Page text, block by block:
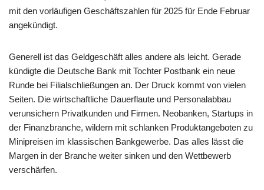
mit den vorläufigen Geschäftszahlen für 2025 für Ende Februar
angekündigt.
Generell ist das Geldgeschäft alles andere als leicht. Gerade
kündigte die Deutsche Bank mit Tochter Postbank ein neue
Runde bei Filialschließungen an. Der Druck kommt von vielen
Seiten. Die wirtschaftliche Dauerflaute und Personalabbau
verunsichern Privatkunden und Firmen. Neobanken, Startups in
der Finanzbranche, wildern mit schlanken Produktangeboten zu
Minipreisen im klassischen Bankgewerbe. Das alles lässt die
Margen in der Branche weiter sinken und den Wettbewerb
verschärfen.